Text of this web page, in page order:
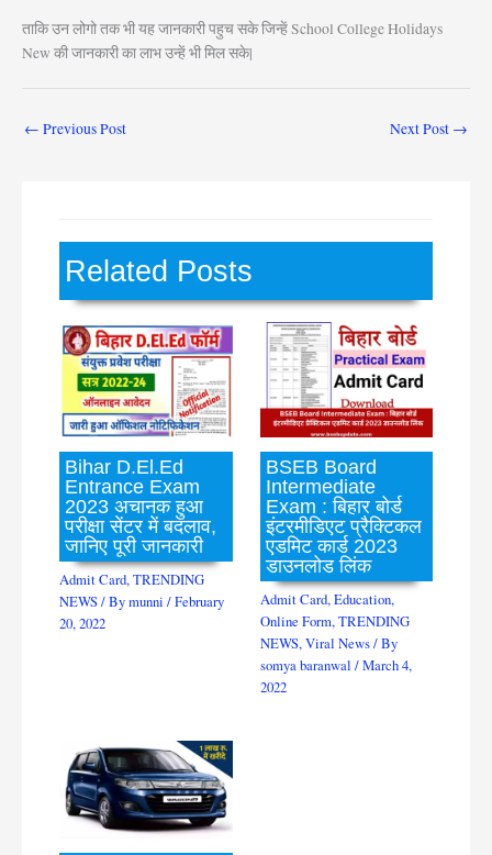
ताकि उन लोगो तक भी यह जानकारी पहुच सके जिन्हें School College Holidays
New की जानकारी का लाभ उन्हें भी मिल सके|
← Previous Post Next Post →
Related Posts
Bihar D.El.Ed
Entrance Exam
2023 अचानक हुआ
परीक्षा सेंटर में बदलाव,
जानिए पूरी जानकारी
Admit Card,TRENDING
NEWS/ Bymunni/February
20, 2022
BSEB Board
Intermediate
Exam : बिहार बोर्ड
इंटरमीडिएट प्रैक्टिकल
एडमिट कार्ड 2023
डाउनलोड लिंक
Admit Card,Education,
Online Form,TRENDING
NEWS,Viral News/ By
somya baranwal /March 4,
2022